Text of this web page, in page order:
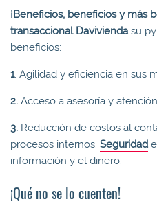
¡Beneficios, beneficios y más
transaccional Davivienda su
beneficios:
1. Agilidad y eficiencia en sus
2. Acceso a asesoría y
3. Reducción de costos al
procesos internos. Seguridad
información y el dinero.
¡Qué no se lo cuenten!